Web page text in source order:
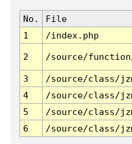
No. File
1
/index.php
2 /source/
3 /source/class/
4
/source/class/
5
/source/class/
6
/source/class/